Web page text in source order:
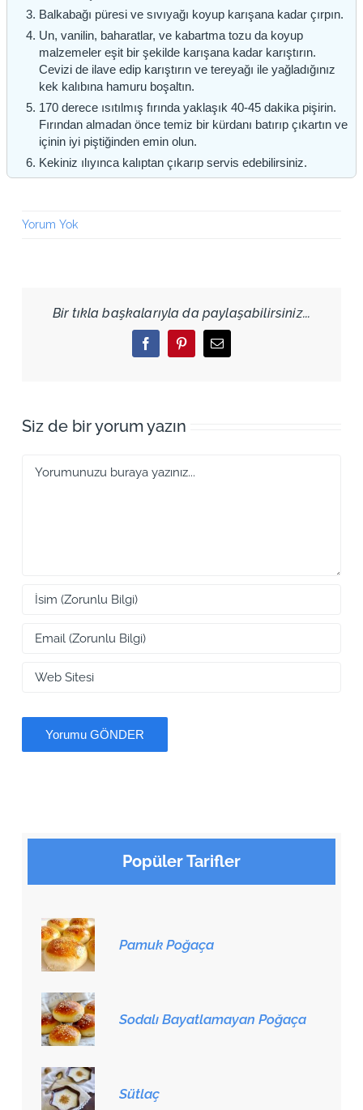
Balkabağı püresi ve sıvıyağı koyup karışana kadar çırpın.
Un, vanilin, baharatlar, ve kabartma tozu da koyup
malzemeler eşit bir şekilde karışana kadar karıştırın.
Cevizi de ilave edip karıştırın ve tereyağı ile yağladığınız
kek kalıbına hamuru boşaltın.
170 derece ısıtılmış fırında yaklaşık 40-45 dakika pişirin.
Fırından almadan önce temiz bir kürdanı batırıp çıkartın ve
içinin iyi piştiğinden emin olun.
Kekiniz ılıyınca kalıptan çıkarıp servis edebilirsiniz.
Yorum Yok
Bir tıkla başkalarıyla da paylaşabilirsiniz...
FacebookPinterestEmail
Siz de bir yorum yazın
Popüler Tarifler
Pamuk Poğaça
Sodalı Bayatlamayan Poğaça
Sütlaç